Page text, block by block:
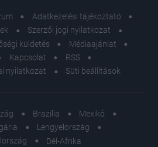
Adatkezelési tájékoztató
Szerzői jogi nyilatkozat
küldetés
Médiaajánlat
Kapcsolat
RSS
nyilatkozat
Süti beállítások
Brazília
Mexikó
Lengyelország
Dél-Afrika